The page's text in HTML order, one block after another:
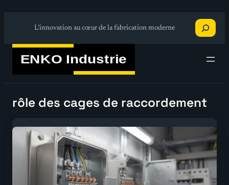
L’innovation au cœur de la fabrication moderne
Recherche
rôle des cages de raccordement